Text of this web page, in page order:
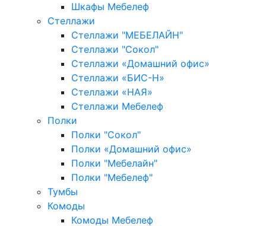
Шкафы Мебелеф
Стеллажи
Стеллажи "МЕБЕЛАЙН"
Стеллажи "Сокол"
Стеллажи «Домашний офис»
Стеллажи «БИС-Н»
Стеллажи «НАЯ»
Стеллажи Мебелеф
Полки
Полки "Сокол"
Полки «Домашний офис»
Полки "Мебелайн"
Полки "Мебелеф"
Тумбы
Комоды
Комоды Мебелеф